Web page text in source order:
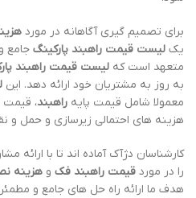
برای تصمیم گیری آگاهانه در مورد
یک لیست قیمت راهبند پارکینگ جامع
متعهد است که لیست قیمت راهبند
به روز به مشتریان خود ارائه دهد. این
معمولا شامل قیمت پایه راهبند، قیمت
هزینه های احتمالی زیرسازی و حمل و
کارشناسان دژآک آماده اند تا با
را در مورد قیمت راهبند فک و هزینه
هدف ما ارائه راه حل های جامع و مطمئن